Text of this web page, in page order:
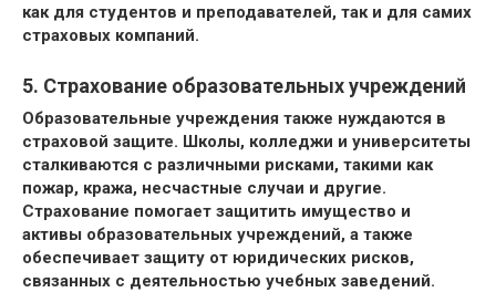
как для студентов и преподавателей, так и для самих
страховых компаний.
5. Страхование образовательных учреждений
Образовательные учреждения также нуждаются в
страховой защите. Школы, колледжи и университеты
сталкиваются с различными рисками, такими как
пожар, кража, несчастные случаи и другие.
Страхование помогает защитить имущество и
активы образовательных учреждений, а также
обеспечивает защиту от юридических рисков,
связанных с деятельностью учебных заведений.